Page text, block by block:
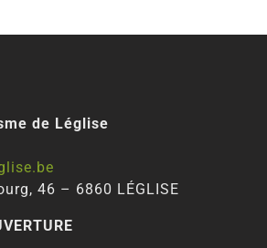
de Léglise
46 – 6860 LÉGLISE